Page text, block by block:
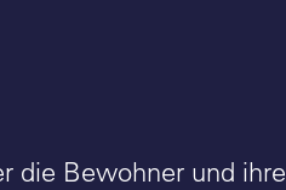
die Bewohner und ihre